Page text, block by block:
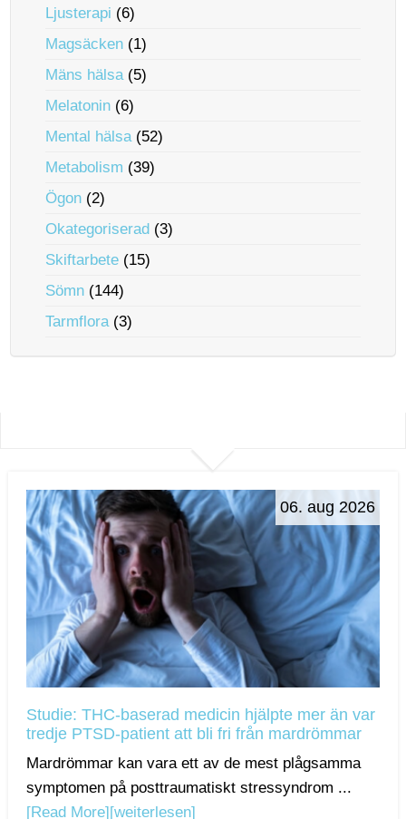
Ljusterapi (6)
Magsäcken (1)
Mäns hälsa(5)
Melatonin (6)
Mental hälsa(52)
Metabolism (39)
Ögon (2)
Okategoriserad (3)
Skiftarbete (15)
Sömn (144)
Tarmflora(3)
06. aug 2026
Studie: THC-baserad medicin hjälpte mer än var
tredje PTSD-patient att bli fri från mardrömmar
Mardrömmar kan vara ett av de mest plågsamma
symptomen på posttraumatiskt stressyndrom ...
[Read More] [weiterlesen]